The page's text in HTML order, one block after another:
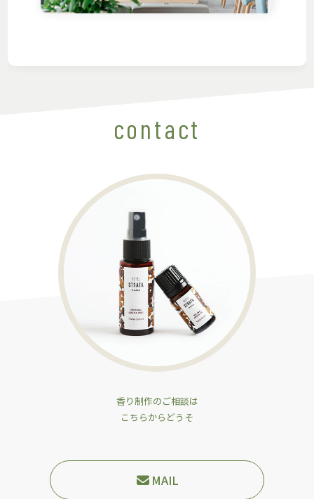
contact
香り制作のご相談は
こちらからどうそ
MAIL